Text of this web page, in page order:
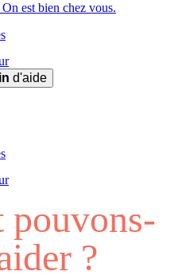
On est bien chez vous.
d'aide
pouvons-
?